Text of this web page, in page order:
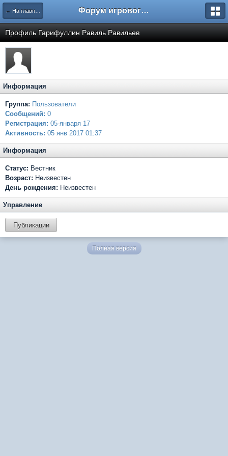
← На главную Форум игрового проекта Riverrise
Профиль Гарифуллин Равиль Равильев
Информация
Группа: Пользователи
Сообщений: 0
Регистрация: 05-января 17
Активность: 05 янв 2017 01:37
Информация
Статус: Вестник
Возраст: Неизвестен
День рождения: Неизвестен
Управление
Публикации
Полная версия